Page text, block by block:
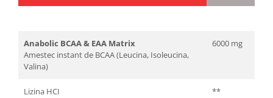
Anabolic BCAA & EAA Matrix
Amestec instant de BCAA (Leucina, Isoleucina,
Valina)
6000 mg
Lizina HCI **